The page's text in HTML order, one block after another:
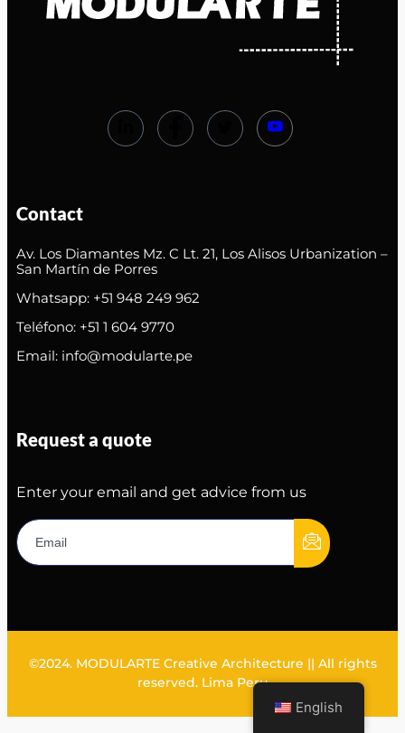
Contact
Av. Los Diamantes Mz. C Lt. 21, Los Alisos Urbanization –
San Martín de Porres
Whatsapp: +51 948 249 962
Teléfono: +51 1 604 9770
Email: info@modularte.pe
Request a quote
Enter your email and get advice from us
©2024. MODULARTE Creative Architecture || All rights
reserved. Lima Peru
English